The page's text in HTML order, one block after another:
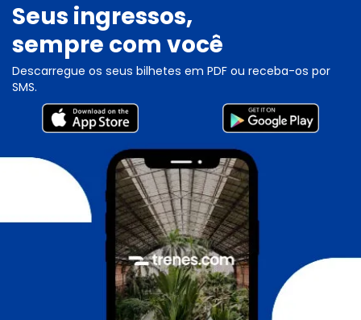
Seus ingressos,
sempre com você
Descarregue os seus bilhetes em PDF ou receba-os por
SMS.